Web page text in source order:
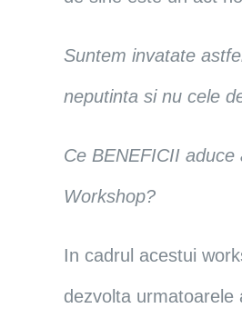
Suntem invatate
neputinta si nu cele
Ce BENEFICII aduce
Workshop?
In cadrul acestui
dezvolta urmatoarele